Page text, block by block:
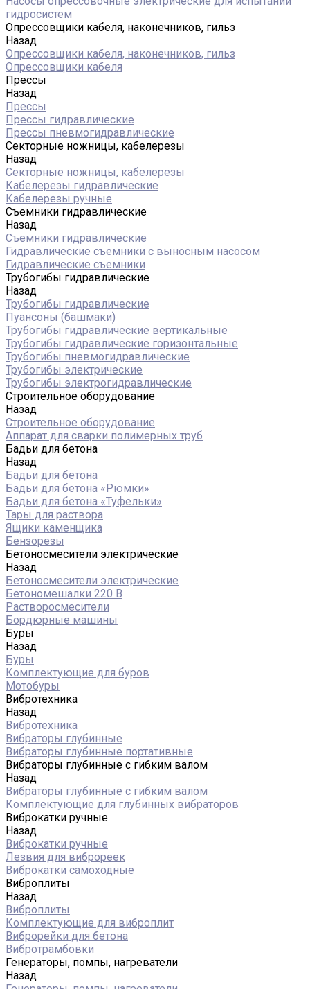
гидросистем
Опрессовщики кабеля, наконечников, гильз
Назад
Опрессовщики кабеля, наконечников, гильз
Опрессовщики кабеля
Прессы
Назад
Прессы
Прессы гидравлические
Прессы пневмогидравлические
Секторные ножницы, кабелерезы
Назад
Секторные ножницы, кабелерезы
Кабелерезы гидравлические
Кабелерезы ручные
Съемники гидравлические
Назад
Съемники гидравлические
Гидравлические cъемники с выносным насосом
Гидравлические съемники
Трубогибы гидравлические
Назад
Трубогибы гидравлические
Пуансоны (башмаки)
Трубогибы гидравлические вертикальные
Трубогибы гидравлические горизонтальные
Трубогибы пневмогидравлические
Трубогибы электрические
Трубогибы электрогидравлические
Строительное оборудование
Назад
Строительное оборудование
Аппарат для сварки полимерных труб
Бадьи для бетона
Назад
Бадьи для бетона
Бадьи для бетона «Рюмки»
Бадьи для бетона «Туфельки»
Тары для раствора
Ящики каменщика
Бензорезы
Бетоносмесители электрические
Назад
Бетоносмесители электрические
Бетономешалки 220 В
Растворосмесители
Бордюрные машины
Буры
Назад
Буры
Комплектующие для буров
Мотобуры
Вибротехника
Назад
Вибротехника
Вибраторы глубинные
Вибраторы глубинные портативные
Вибраторы глубинные с гибким валом
Назад
Вибраторы глубинные с гибким валом
Комплектующие для глубинных вибраторов
Виброкатки ручные
Назад
Виброкатки ручные
Лезвия для виброреек
Виброкатки самоходные
Виброплиты
Назад
Виброплиты
Комплектующие для виброплит
Виброрейки для бетона
Вибротрамбовки
Генераторы, помпы, нагреватели
Назад